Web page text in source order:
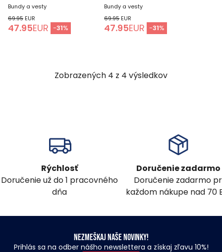
Bundy a vesty
69.95 EUR
47.95EUR -31%
Bundy a vesty
69.95EUR
47.95EUR -31%
Zobrazených 4 z 4 výsledkov
Rýchlosť
Doručenie už do 1 pracovného
dňa
Doručenie zadarmo
Doručenie zadarmo
každom nákupe nad 70
Nezmeškaj naše novinky!
Prihlás sa na odber nášho newslettera a získaj zľavu 10%!